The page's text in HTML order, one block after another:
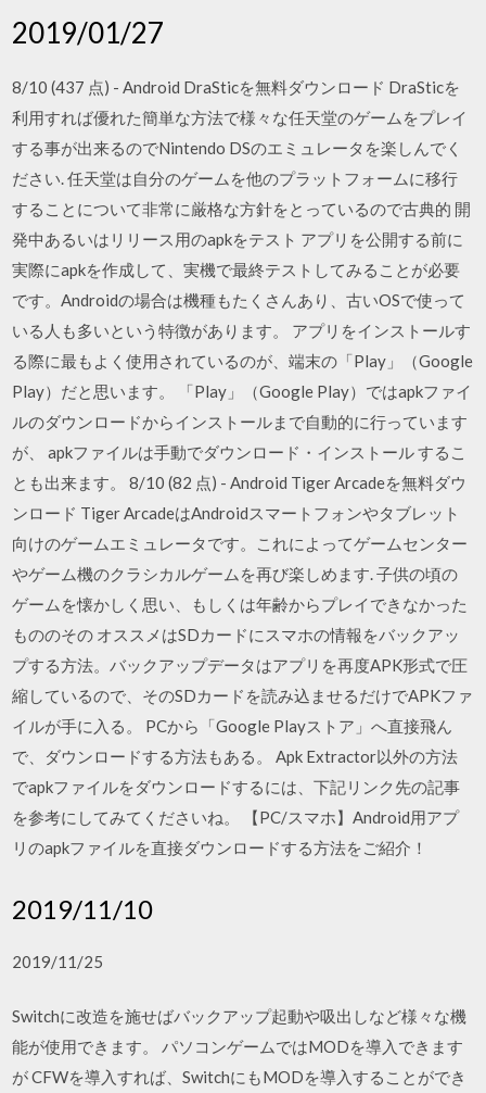
2019/01/27
8/10 (437 点) - Android DraSticを無料ダウンロード DraSticを
利用すれば優れた簡単な方法で様々な任天堂のゲームをプレイ
する事が出来るのでNintendo DSのエミュレータを楽しんでく
ださい. 任天堂は自分のゲームを他のプラットフォームに移行
することについて非常に厳格な方針をとっているので古典的 開
発中あるいはリリース用のapkをテスト アプリを公開する前に
実際にapkを作成して、実機で最終テストしてみることが必要
です。Androidの場合は機種もたくさんあり、古いOSで使って
いる人も多いという特徴があります。 アプリをインストールす
る際に最もよく使用されているのが、端末の「Play」（Google
Play）だと思います。 「Play」（Google Play）ではapkファイ
ルのダウンロードからインストールまで自動的に行っています
が、 apkファイルは手動でダウンロード・インストール するこ
とも出来ます。 8/10 (82 点) - Android Tiger Arcadeを無料ダウ
ンロード Tiger ArcadeはAndroidスマートフォンやタブレット
向けのゲームエミュレータです。これによってゲームセンター
やゲーム機のクラシカルゲームを再び楽しめます. 子供の頃の
ゲームを懐かしく思い、もしくは年齢からプレイできなかった
もののその オススメはSDカードにスマホの情報をバックアッ
プする方法。バックアップデータはアプリを再度APK形式で圧
縮しているので、そのSDカードを読み込ませるだけでAPKファ
イルが手に入る。 PCから「Google Playストア」へ直接飛ん
で、ダウンロードする方法もある。 Apk Extractor以外の方法
でapkファイルをダウンロードするには、下記リンク先の記事
を参考にしてみてくださいね。 【PC/スマホ】Android用アプ
リのapkファイルを直接ダウンロードする方法をご紹介！
2019/11/10
2019/11/25
Switchに改造を施せばバックアップ起動や吸出しなど様々な機
能が使用できます。 パソコンゲームではMODを導入できます
が CFWを導入すれば、SwitchにもMODを導入することができ